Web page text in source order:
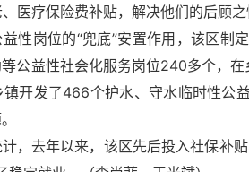
医疗保险费补贴，解决他们的后顾之
性岗位的“兜底”安置作用，该区制
公益性社会化服务岗位240多个，
镇开发了466个护水、守水临时性公
，去年以来，该区先后投入社保补